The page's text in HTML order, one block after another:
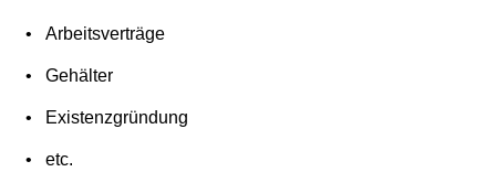
Arbeitsverträge
Gehälter
Existenzgründung
etc.